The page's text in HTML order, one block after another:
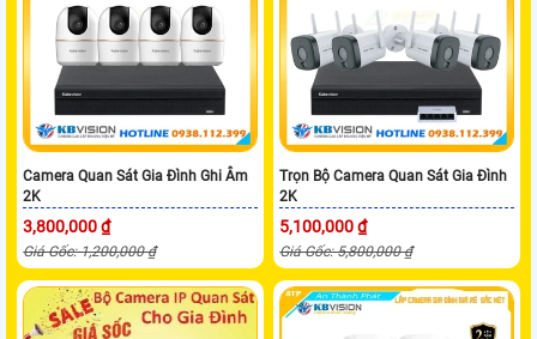
Camera Quan Sát Gia Đình Ghi Âm
2K
3,800,000 ₫
Giá Gốc: 1,200,000 ₫
Trọn Bộ Camera Quan Sát Gia Đình
2K
5,100,000 ₫
Giá Gốc: 5,800,000 ₫